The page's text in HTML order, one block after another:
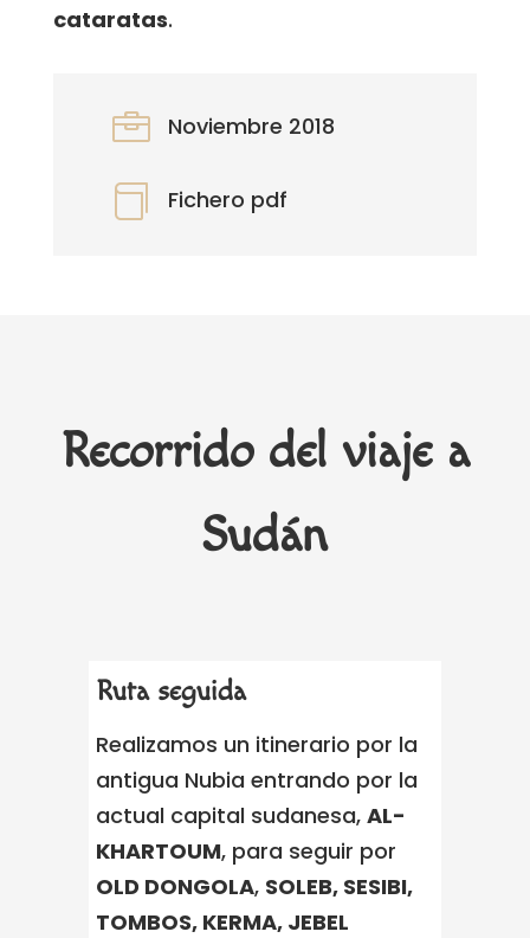
cataratas.
 Noviembre 2018
 Fichero pdf
Recorrido del viaje a
Sudán
Ruta seguida
Realizamos un itinerario por la
antigua Nubia entrando por la
actual capital sudanesa, AL-
KHARTOUM, para seguir por
OLD DONGOLA, SOLEB, SESIBI,
TOMBOS, KERMA, JEBEL